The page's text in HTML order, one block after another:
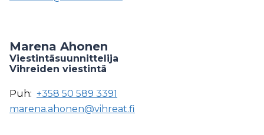
Marena Ahonen
Viestintäsuunnittelija
Vihreiden viestintä
Puh: +358 50 589 3391
marena.ahonen@vihreat.fi